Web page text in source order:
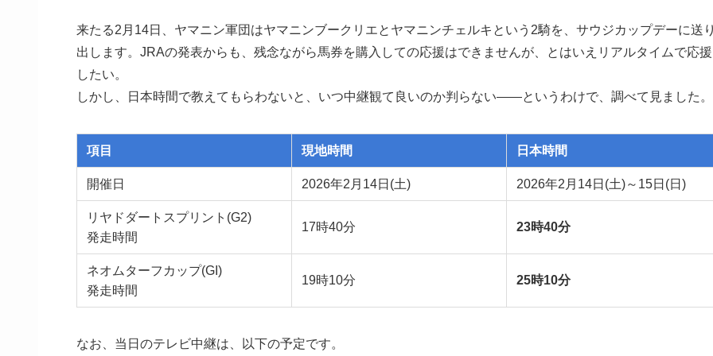
来たる2月14日、ヤマニン軍団はヤマニンブークリエとヤマニンチェルキという2騎を、サウジカップデーに送
出します。JRAの発表からも、残念ながら馬券を購入しての応援はできませんが、とはいえリアルタイムで応援
したい。
しかし、日本時間で教えてもらわないと、いつ中継観て良いのか判らない――というわけで、調べて見ました。
項目 現地時間 日本時間
開催日 2026年2月14日(土) 2026年2月14日(土)～15日(日)
リヤドダートスプリント(G2)
発走時間
17時40分 23時40分
ネオムターフカップ(GI)
発走時間
19時10分 25時10分
なお、当日のテレビ中継は、以下の予定です。